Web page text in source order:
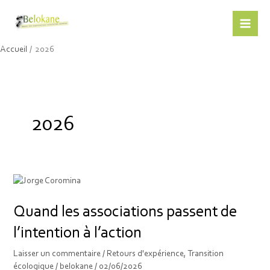
Accueil 2026
2026
Quand les associations passent de
l’intention à l’action
Laisser un commentaire / Retours d'expérience,Transition
écologique / belokane/ 02/06/2026
Quand
associations
de
l’intention
à